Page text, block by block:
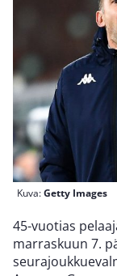
Kuva:Getty Images
45-vuotias
marraskuun 7.